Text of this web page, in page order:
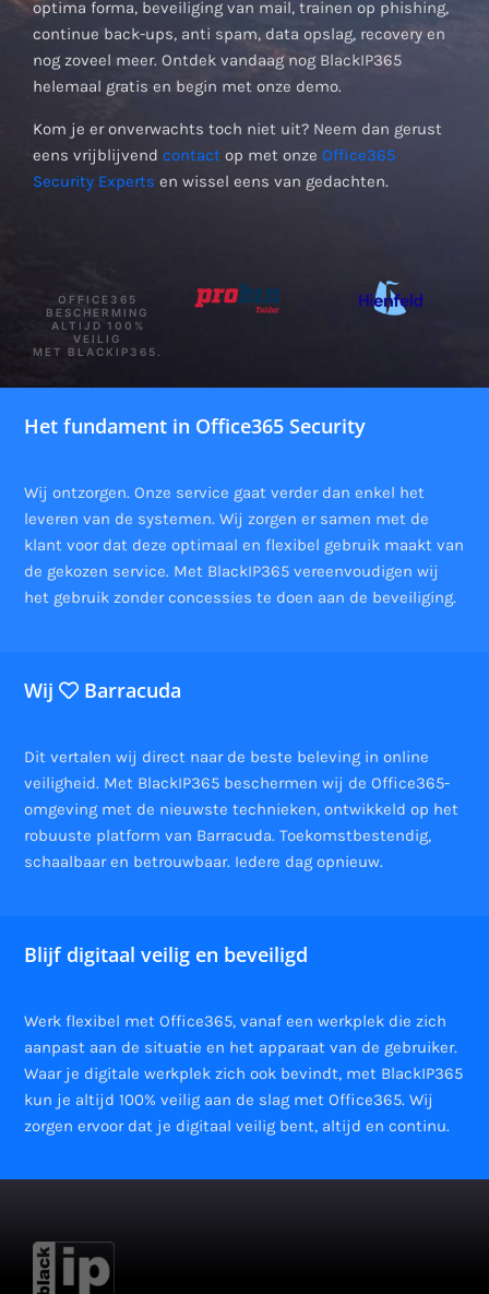
optima forma, beveiliging van mail, trainen op phishing,
continue back-ups, anti spam, data opslag, recovery en
nog zoveel meer. Ontdek vandaag nog BlackIP365
helemaal gratis en begin met onze demo.
Kom je er onverwachts toch niet uit? Neem dan gerust
eens vrijblijvend contact op met onze Office365
Security Experts en wissel eens van gedachten.
OFFICE365
BESCHERMING
ALTIJD 100%
VEILIG
MET BLACKIP365.
Het fundament in Office365 Security
Wij ontzorgen. Onze service gaat verder dan enkel het
leveren van de systemen. Wij zorgen er samen met de
klant voor dat deze optimaal en flexibel gebruik maakt van
de gekozen service. Met BlackIP365 vereenvoudigen wij
het gebruik zonder concessies te doen aan de beveiliging.
Wij Barracuda
Dit vertalen wij direct naar de beste beleving in online
veiligheid. Met BlackIP365 beschermen wij de Office365-
omgeving met de nieuwste technieken, ontwikkeld op het
robuuste platform van Barracuda. Toekomstbestendig,
schaalbaar en betrouwbaar. Iedere dag opnieuw.
Blijf digitaal veilig en beveiligd
Werk flexibel met Office365, vanaf een werkplek die zich
aanpast aan de situatie en het apparaat van de gebruiker.
Waar je digitale werkplek zich ook bevindt, met BlackIP365
kun je altijd 100% veilig aan de slag met Office365. Wij
zorgen ervoor dat je digitaal veilig bent, altijd en continu.